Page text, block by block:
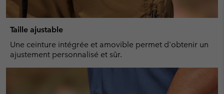
Taille ajustable
Une ceinture intégrée et amovible permet d'obtenir un
ajustement personnalisé et sûr.